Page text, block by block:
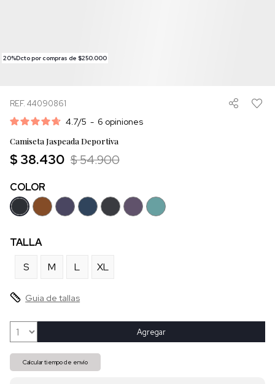
20%Dcto por compras de $250.000
REF. 44090861
4.7/5 - 6 opiniones
Camiseta Jaspeada Deportiva
$ 38.430 $ 54.900
COLOR
TALLA
S
M L XL
Guia de tallas
Agregar
Calcular tiempo de envío